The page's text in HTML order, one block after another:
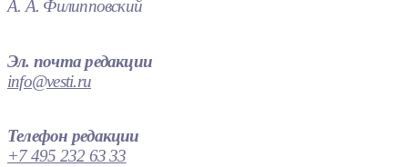
А. А. Филипповский
Эл. почта редакции
info@vesti.ru
Телефон редакции
+7 495 232 63 33